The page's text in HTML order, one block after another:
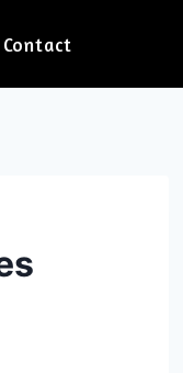
Contact